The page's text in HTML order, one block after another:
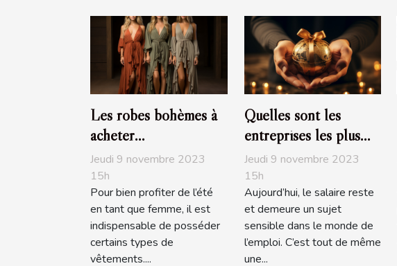
Les robes bohèmes à
acheter
obligatoirement pour
l’été
Jeudi 9 novembre 2023
15h
Pour bien profiter de l’été
en tant que femme, il est
indispensable de posséder
certains types de
vêtements....
Quelles sont les
entreprises les plus
généreuses en France
en 2019?
Jeudi 9 novembre 2023
15h
Aujourd’hui, le salaire reste
et demeure un sujet
sensible dans le monde de
l’emploi. C’est tout de même
une...